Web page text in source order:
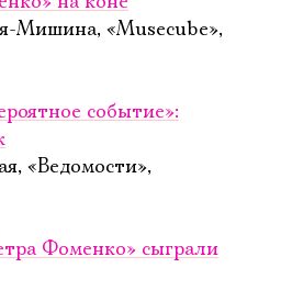
Мишина, «Musecube»,
событие»:
«Ведомости»,
Фоменко» сыграли